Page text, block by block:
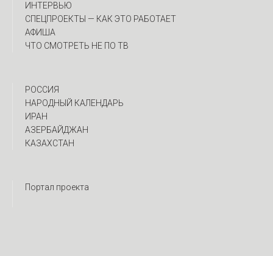
ИНТЕРВЬЮ
CПЕЦПРОЕКТЫ — КАК ЭТО РАБОТАЕТ
АФИША
ЧТО СМОТРЕТЬ НЕ ПО ТВ
РОССИЯ
НАРОДНЫЙ КАЛЕНДАРЬ
ИРАН
АЗЕРБАЙДЖАН
КАЗАХСТАН
Портал проекта